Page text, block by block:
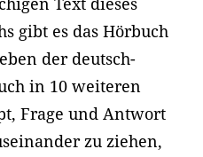
gibt es das Hörbuch
der deutsch-
in 10 weiteren
Frage und Antwort
zu ziehen,